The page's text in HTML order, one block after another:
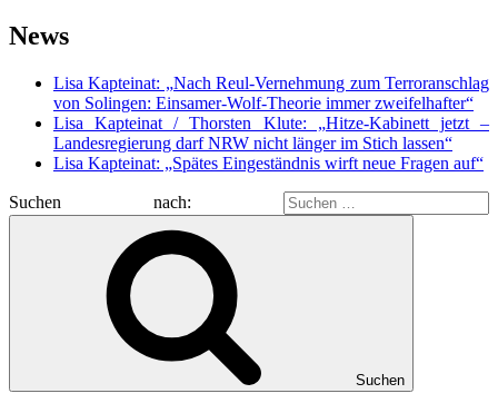
News
Lisa Kapteinat: „Nach Reul-Vernehmung zum Terroranschlag
von Solingen: Einsamer-Wolf-Theorie immer zweifelhafter“
Lisa Kapteinat / Thorsten Klute: „Hitze-Kabinett jetzt –
Landesregierung darf NRW nicht länger im Stich lassen“
Lisa Kapteinat: „Spätes Eingeständnis wirft neue Fragen auf“
Suchen nach:
Suchen